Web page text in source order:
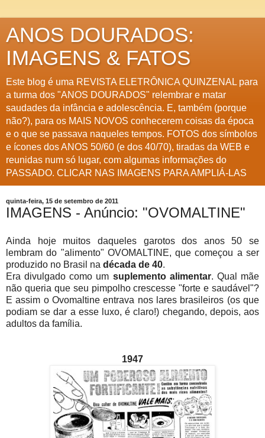
ANOS DOURADOS:
IMAGENS & FATOS
Este blog é uma REVISTA ELETRÔNICA QUINZENAL para
a turma dos "ANOS DOURADOS" relembrar e matar
saudades da infância e adolescência. E, também (porque
não?), para os MAIS NOVOS conhecerem coisas da época
e o que se passava naqueles tempos. FOTOS dos símbolos
e ícones dos ANOS 50/60 (e dos 40/70), tiradas da WEB e
reunidas num só lugar, com algumas informações do
PASSADO. CLICAR NAS IMAGENS PARA AMPLIÁ-LAS
quinta-feira, 15 de setembro de 2011
IMAGENS - Anúncio: "OVOMALTINE"
Ainda hoje muitos daqueles garotos dos anos 50 se
lembram do "alimento" OVOMALTINE, que começou a ser
produzido no Brasil na década de 40.
Era divulgado como um suplemento alimentar. Qual mãe
não queria que seu pimpolho crescesse "forte e saudável"?
E assim o Ovomaltine entrava nos lares brasileiros (os que
podiam se dar a esse luxo, é claro!) chegando, depois, aos
adultos da família.
1947